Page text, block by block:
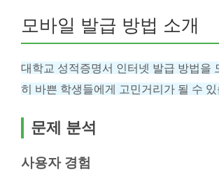
모바일 발급 방법 소개
대학교 성적증명서 인터넷 발급 방법을
히 바쁜 학생들에게 고민거리가 될 수
문제 분석
사용자 경험